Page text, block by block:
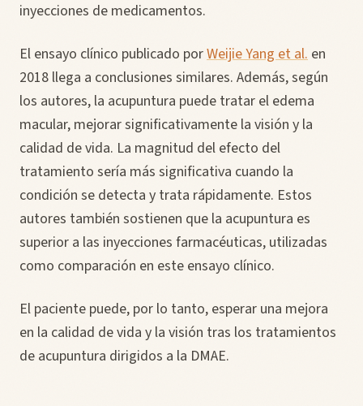
inyecciones de medicamentos.
El ensayo clínico publicado porWeijie Yang et al. en
2018 llega a conclusiones similares. Además, según
los autores, la acupuntura puede tratar el edema
macular, mejorar significativamente la visión y la
calidad de vida. La magnitud del efecto del
tratamiento sería más significativa cuando la
condición se detecta y trata rápidamente. Estos
autores también sostienen que la acupuntura es
superior a las inyecciones farmacéuticas, utilizadas
como comparación en este ensayo clínico.
El paciente puede, por lo tanto, esperar una mejora
en la calidad de vida y la visión tras los tratamientos
de acupuntura dirigidos a la DMAE.